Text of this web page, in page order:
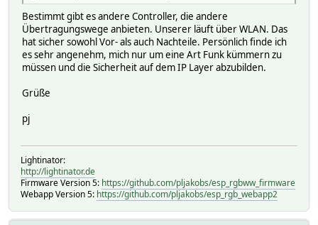
Bestimmt gibt es andere Controller, die andere
Übertragungswege anbieten. Unserer läuft über WLAN. Das
hat sicher sowohl Vor- als auch Nachteile. Persönlich finde ich
es sehr angenehm, mich nur um eine Art Funk kümmern zu
müssen und die Sicherheit auf dem IP Layer abzubilden.
Grüße
pj
Lightinator:
http://lightinator.de
Firmware Version 5: https://github.com/pljakobs/esp_rgbww_firmware
Webapp Version 5: https://github.com/pljakobs/esp_rgb_webapp2